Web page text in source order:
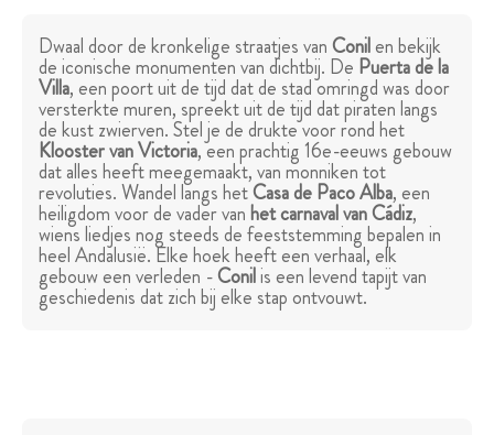
Dwaal door de kronkelige straatjes vanConilen bekijk
de iconische monumenten van dichtbij. De Puerta de la
Villa, een poort uit de tijd dat de stad omringd was door
versterkte muren, spreekt uit de tijd dat piraten langs
de kust zwierven. Stel je de drukte voor rond het
Klooster van Victoria, een prachtig 16e-eeuws gebouw
dat alles heeft meegemaakt, van monniken tot
revoluties. Wandel langs hetCasa de Paco Alba, een
heiligdom voor de vader vanhet carnaval van Cádiz,
wiens liedjes nog steeds de feeststemming bepalen in
heel Andalusië. Elke hoek heeft een verhaal, elk
gebouw een verleden -Conilis een levend tapijt van
geschiedenis dat zich bij elke stap ontvouwt.